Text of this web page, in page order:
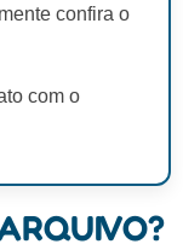
confira o
com o